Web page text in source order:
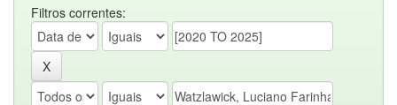
Filtros correntes: